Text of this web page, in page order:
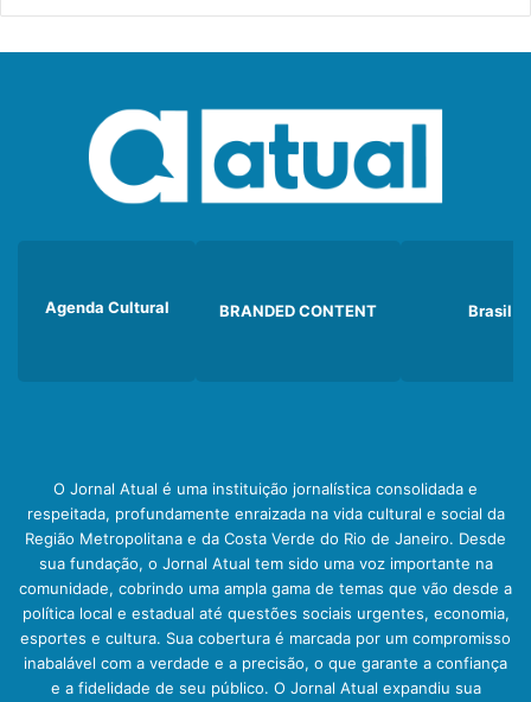
Agenda Cultural BRANDED CONTENT Brasil
O Jornal Atual é uma instituição jornalística consolidada e
respeitada, profundamente enraizada na vida cultural e social da
Região Metropolitana e da Costa Verde do Rio de Janeiro. Desde
sua fundação, o Jornal Atual tem sido uma voz importante na
comunidade, cobrindo uma ampla gama de temas que vão desde a
política local e estadual até questões sociais urgentes, economia,
esportes e cultura. Sua cobertura é marcada por um compromisso
inabalável com a verdade e a precisão, o que garante a confiança
e a fidelidade de seu público. O Jornal Atual expandiu sua